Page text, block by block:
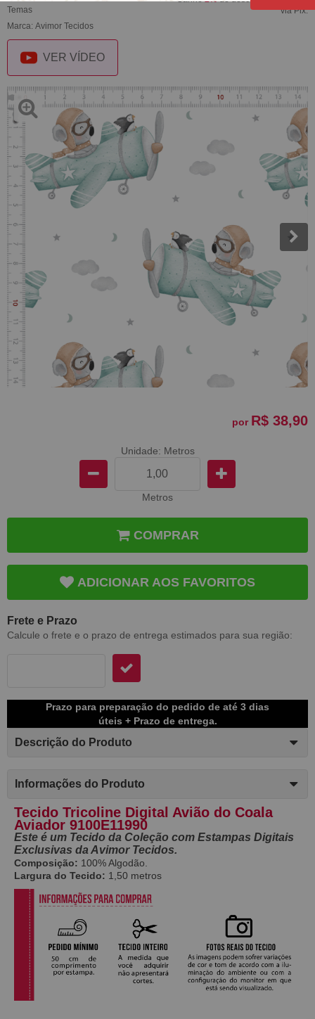
Temas
Marca: Avimor Tecidos
via Pix.
VER VÍDEO
por R$ 38,90
Unidade: Metros
Metros
COMPRAR
ADICIONAR AOS FAVORITOS
Frete e Prazo
Calcule o frete e o prazo de entrega estimados para sua região:
Prazo para preparação do pedido de até 3 dias
úteis + Prazo de entrega.
Descrição do Produto
Informações do Produto
Tecido Tricoline Digital Avião do Coala
Aviador 9100E11990
Este é um Tecido da Coleção com Estampas Digitais
Exclusivas da Avimor Tecidos.
Composição: 100% Algodão.
Largura do Tecido: 1,50 metros